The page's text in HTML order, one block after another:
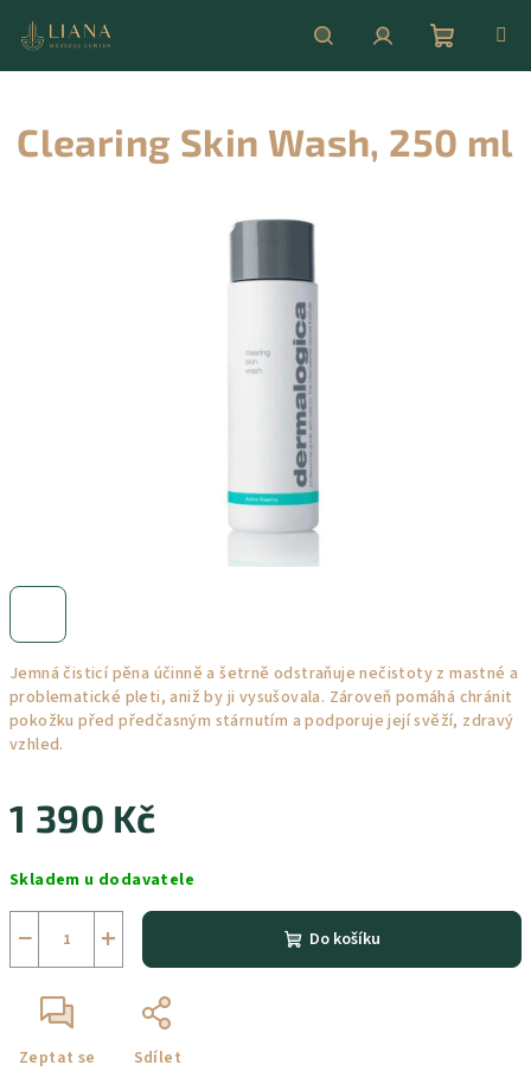
obsah
HledatPřihlášeníNákupní
košík
Jemná čisticí pěna účinně a šetrně odstraňuje nečistoty z mastné a
problematické pleti, aniž by ji vysušovala. Zároveň pomáhá chránit
pokožku před předčasným stárnutím a podporuje její svěží, zdravý
vzhled.
1 390 Kč
cena:
Skladem u dodavatele
+
− Do košíku
Zeptat se Sdílet
Clearing Skin Wash, 250 ml